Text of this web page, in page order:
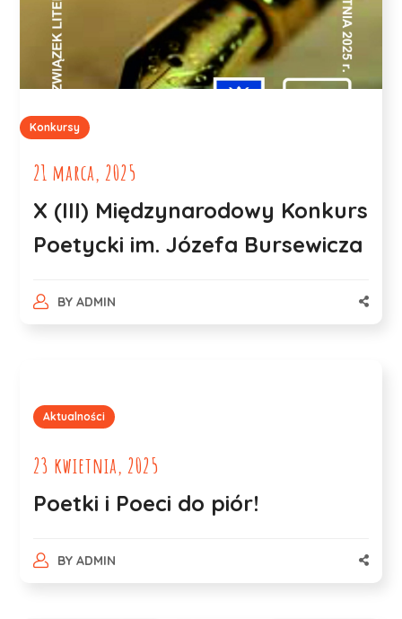
Konkursy
21 marca, 2025
X (III) Międzynarodowy Konkurs
Poetycki im. Józefa Bursewicza
BY ADMIN
Aktualności
23 kwietnia, 2025
Poetki i Poeci do piór!
BY ADMIN